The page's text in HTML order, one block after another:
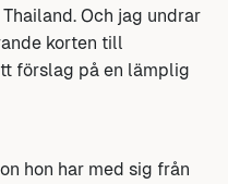
Och jag undrar
korten till
förslag på en lämplig
hon har med sig från